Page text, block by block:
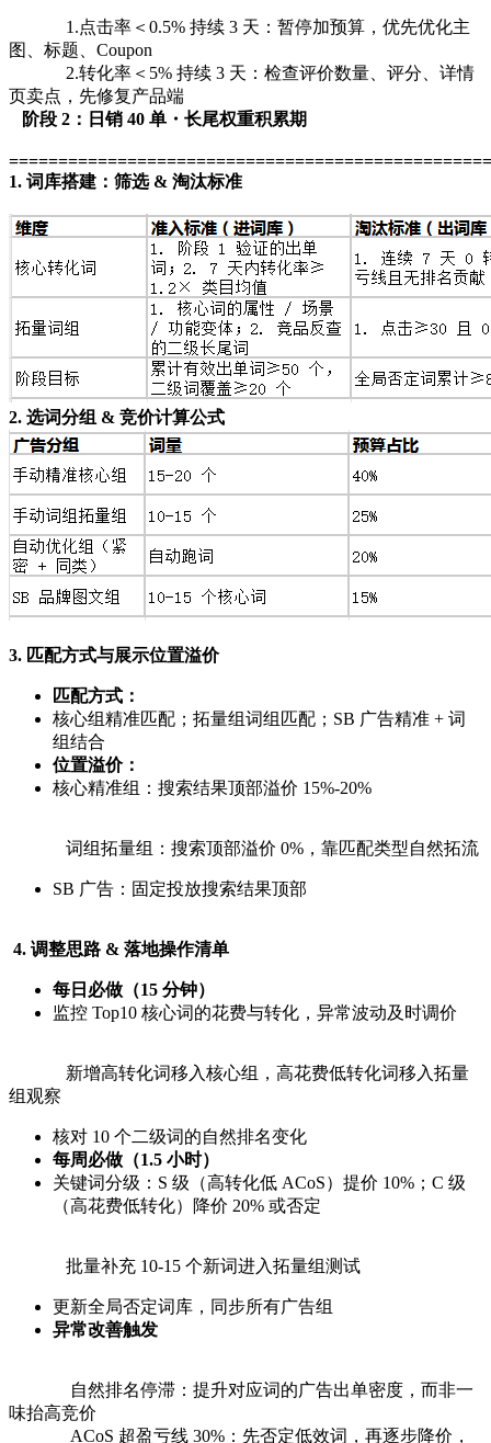
1.点击率＜0.5% 持续 3 天：暂停加预算，优先优化主
图、标题、Coupon
2.转化率＜5% 持续 3 天：检查评价数量、评分、详情
页卖点，先修复产品端
阶段 2：日销 40 单・长尾权重积累期
1. 词库搭建：筛选 & 淘汰标准
2. 选词分组 & 竞价计算公式
3. 匹配方式与展示位置溢价
匹配方式：
核心组精准匹配；拓量组词组匹配；SB 广告精准 + 词
组结合
位置溢价：
核心精准组：搜索结果顶部溢价 15%-20%
词组拓量组：搜索顶部溢价 0%，靠匹配类型自然拓流
SB 广告：固定投放搜索结果顶部
4. 调整思路 & 落地操作清单
每日必做（15 分钟）
监控 Top10 核心词的花费与转化，异常波动及时调价
新增高转化词移入核心组，高花费低转化词移入拓量
组观察
核对 10 个二级词的自然排名变化
每周必做（1.5 小时）
关键词分级：S 级（高转化低 ACoS）提价 10%；C 级
（高花费低转化）降价 20% 或否定
批量补充 10-15 个新词进入拓量组测试
更新全局否定词库，同步所有广告组
异常改善触发
自然排名停滞：提升对应词的广告出单密度，而非一
味抬高竞价
ACoS 超盈亏线 30%：先否定低效词，再逐步降价，